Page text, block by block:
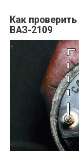
Как
ВАЗ-2109